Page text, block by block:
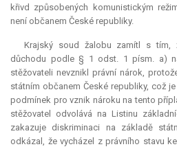
křivd způsobených komunistickým
není občanem České republiky.
Krajský soud žalobu zamítl s tím,
důchodu podle § 1 odst. 1 písm. a)
stěžovateli nevznikl právní nárok,
státním občanem České republiky, což
podmínek pro vznik nároku na tento
stěžovatel odvolává na Listinu
zakazuje diskriminaci na základě
odkázal, že vycházel z právního stavu